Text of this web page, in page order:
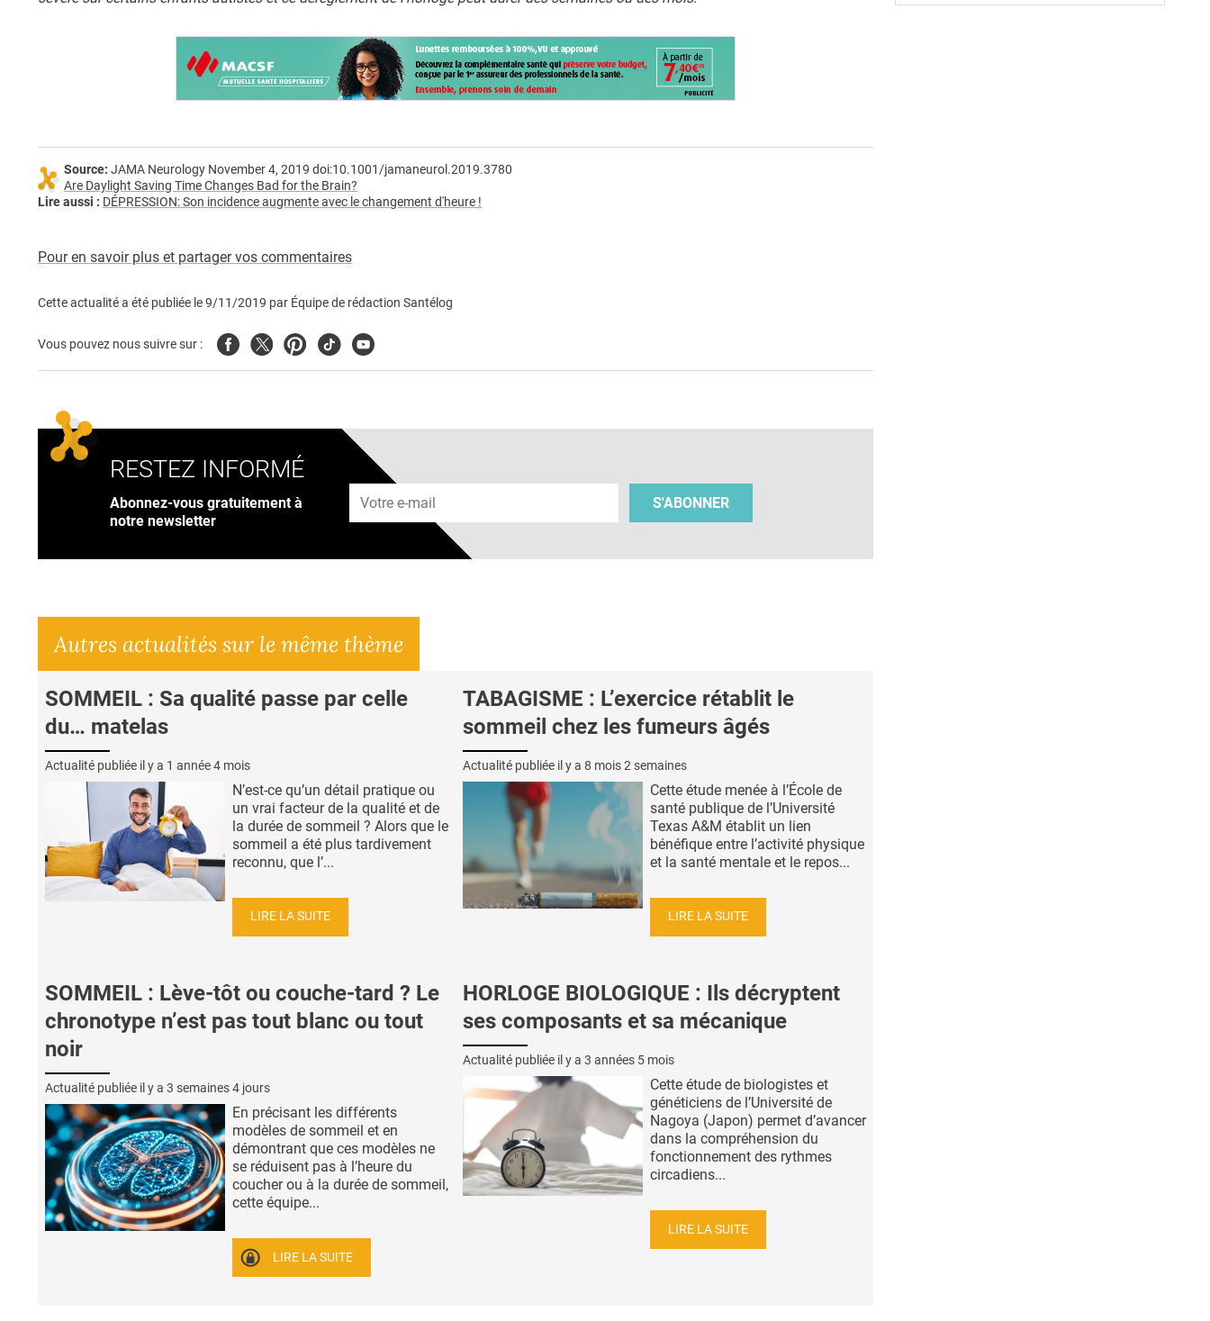
Source: JAMA Neurology November 4, 2019 doi:10.1001/jamaneurol.2019.3780
Are Daylight Saving Time Changes Bad for the Brain?
Lire aussi : DÉPRESSION: Son incidence augmente avec le changement d'heure !
Pour en savoir plus et partager vos commentaires
Cette actualité a été publiée le9/11/2019 par Équipe de rédaction Santélog
Vous pouvez nous suivre sur : FacebookTwitterPinterest
TiktokYoutube
RESTEZ INFORMÉ
Abonnez-vous gratuitement à
notre newsletter
Adresse e-mail
S'ABONNER
Autres actualités sur le même thème
SOMMEIL : Sa qualité passe par celle
du… matelas
Actualité publiée il y a 1 année 4 mois
N’est-ce qu’un détail pratique ou
un vrai facteur de la qualité et de
la durée de sommeil ? Alors que le
sommeil a été plus tardivement
reconnu, que l’...
LIRE LA SUITE
TABAGISME : L’exercice rétablit le
sommeil chez les fumeurs âgés
Actualité publiée il y a 8 mois 2 semaines
Cette étude menée à l’École de
santé publique de l’Université
Texas A&M établit un lien
bénéfique entre l’activité physique
et la santé mentale et le repos...
LIRE LA SUITE
SOMMEIL : Lève-tôt ou couche-tard ? Le
chronotype n’est pas tout blanc ou tout
noir
Actualité publiée il y a 3 semaines 4 jours
En précisant les différents
modèles de sommeil et en
démontrant que ces modèles ne
se réduisent pas à l’heure du
coucher ou à la durée de sommeil,
cette équipe...
LIRE LA SUITE
HORLOGE BIOLOGIQUE : Ils décryptent
ses composants et sa mécanique
Actualité publiée il y a 3 années 5 mois
Cette étude de biologistes et
généticiens de l’Université de
Nagoya (Japon) permet d’avancer
dans la compréhension du
fonctionnement des rythmes
circadiens...
LIRE LA SUITE